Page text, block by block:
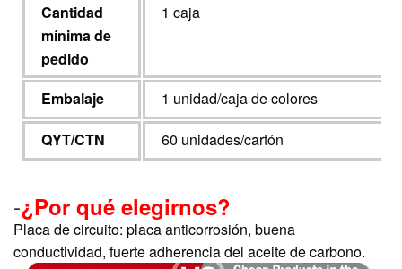
Cantidad
mínima de
pedido
1 caja
Embalaje
1 unidad/caja de colores
QYT/CTN
60 unidades/cartón
-¿Por qué elegirnos?
Placa de circuito: placa anticorrosión, buena
conductividad, fuerte adherencia del aceite de carbono.